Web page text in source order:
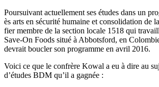
Poursuivant actuellement ses études dans un
ès arts en sécurité humaine et consolidation de
fier membre de la section locale 1518 qui
Save-On Foods situé à Abbotsford, en
devrait boucler son programme en avril 2016.
Voici ce que le confrère Kowal a eu à dire au
d’études BDM qu’il a gagnée :